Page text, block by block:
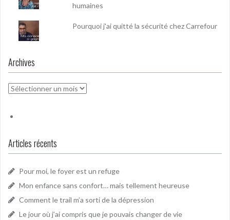
humaines
Pourquoi j'ai quitté la sécurité chez Carrefour
Archives
Archives
Articles récents
Pour moi, le foyer est un refuge
Mon enfance sans confort… mais tellement heureuse
Comment le trail m’a sorti de la dépression
Le jour où j’ai compris que je pouvais changer de vie